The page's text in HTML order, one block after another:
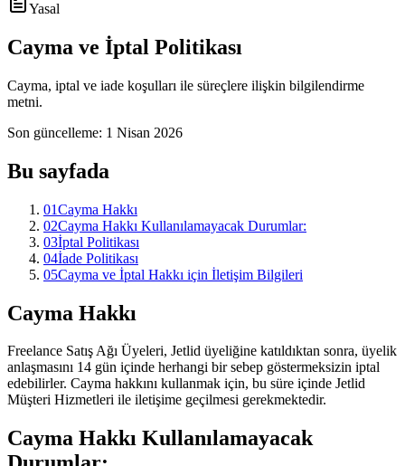
Yasal
Cayma ve İptal Politikası
Cayma, iptal ve iade koşulları ile süreçlere ilişkin bilgilendirme
metni.
Son güncelleme: 1 Nisan 2026
Bu sayfada
01Cayma Hakkı
02Cayma Hakkı Kullanılamayacak Durumlar:
03İptal Politikası
04İade Politikası
05Cayma ve İptal Hakkı için İletişim Bilgileri
Cayma Hakkı
Freelance Satış Ağı Üyeleri, Jetlid üyeliğine katıldıktan sonra, üyelik
anlaşmasını 14 gün içinde herhangi bir sebep göstermeksizin iptal
edebilirler. Cayma hakkını kullanmak için, bu süre içinde Jetlid
Müşteri Hizmetleri ile iletişime geçilmesi gerekmektedir.
Cayma Hakkı Kullanılamayacak